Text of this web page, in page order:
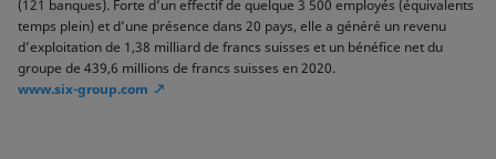
(121 banques). Forte d’un effectif de quelque 3 500 employés (équivalents
temps plein) et d’une présence dans 20 pays, elle a généré un revenu
d’exploitation de 1,38 milliard de francs suisses et un bénéfice net du
groupe de 439,6 millions de francs suisses en 2020.
www.six-group.com